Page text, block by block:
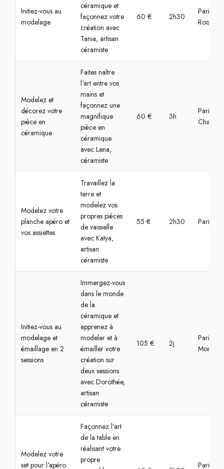
Initiez-vous au
modelage
céramique et
façonnez votre
création avec
Tania, artisan
céramiste
60 € 2h30
Paris,
Roquette
Modelez et
décorez votre
pièce en
céramique
Faites naître
l'art entre vos
mains et
façonnez une
magnifique
pièce en
céramique
avec Lena,
céramiste
60 € 3h
Paris,
Chaville
Modelez votre
planche apéro et
vos assiettes
Travaillez la
terre et
modelez vos
propres pièces
de vaisselle
avec Katya,
artisan
céramiste
55 € 2h30 Paris,
Initiez-vous au
modelage et
émaillage en 2
sessions
Immergez-vous
dans le monde
de la
céramique et
apprenez à
modeler et à
émailler votre
création sur
deux sessions
avec Dorothée,
artisan
céramiste
105 € 2j
Paris 14,
Modelez votre
set pour l'apéro
Façonnez l'art
de la table en
réalisant votre
propre
Paris,